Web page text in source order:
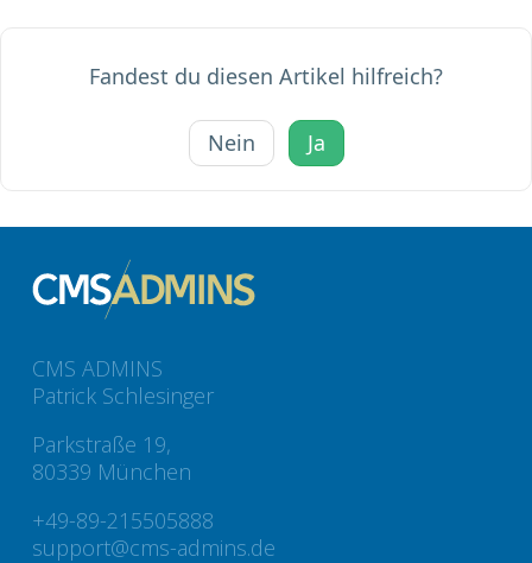
Fandest du diesen Artikel hilfreich?
Nein Ja
CMS ADMINS
Patrick Schlesinger
Parkstraße 19,
80339 München
+49-89-215505888
support@cms-admins.de